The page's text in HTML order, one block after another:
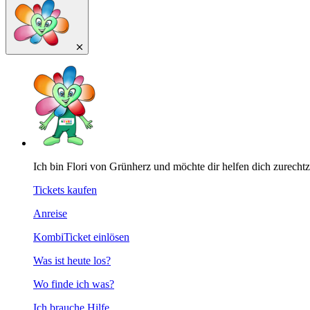
Ich bin Flori von Grünherz und möchte dir helfen dich
Tickets kaufen
Anreise
KombiTicket einlösen
Was ist heute los?
Wo finde ich was?
Ich brauche Hilfe